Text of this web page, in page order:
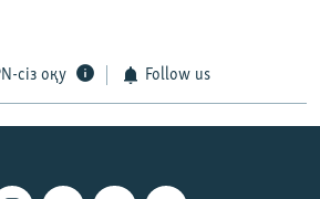
сіз оқу Follow us